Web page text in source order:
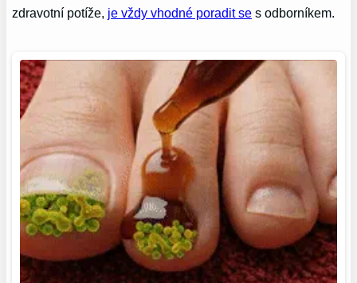
zdravotní potíže, je vždy vhodné poradit se s odborníkem.